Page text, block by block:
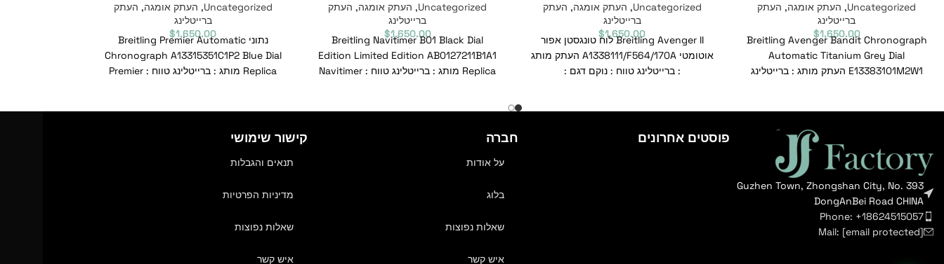
Uncategorized
, העתק אומגה, העתק
ברייטלינג
$1,650.00
Breitling Avenger Bandit Chronograph
Automatic Titanium Grey Dial
E13383101M2W1 העתק מותג : ברייטלינג
Uncategorized
, העתק אומגה, העתק
ברייטלינג
$1,650.00Breitling Avenger II לוח טונגסטן אפור
אוטומטי A1338111/F564/170A העתק מותג
: ברייטלינג טווח : נוקם דגם :
Uncategorized
, העתק אומגה, העתק
ברייטלינג
$1,650.00
Breitling Navitimer B01 Black Dial
Edition Limited Edition AB0127211B1A1
Replica מותג : ברייטלינג טווח : Navitimer
Uncategorized
, העתק אומגה, העתק
ברייטלינג
$1,650.00
נתוני Breitling Premier Automatic
Chronograph A13315351C1P2 Blue Dial
Replica מותג : ברייטלינג טווח : Premier
Guzhen Town, Zhongshan City, No. 393
DongAnBei Road CHINA
Phone: +18624515057
Mail: [email protected]
פוסטים אחרונים חברה
על אודות
בלוג
שאלות נפוצות
איש קשר
קישור שימושי
תנאים והגבלות
מדיניות הפרטיות
שאלות נפוצות
איש קשר